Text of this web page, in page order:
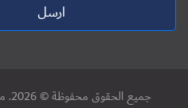
ارسل
جميع الحقوق محفوظة © 2026. منتدى فلسطين للنشاط الرقمي